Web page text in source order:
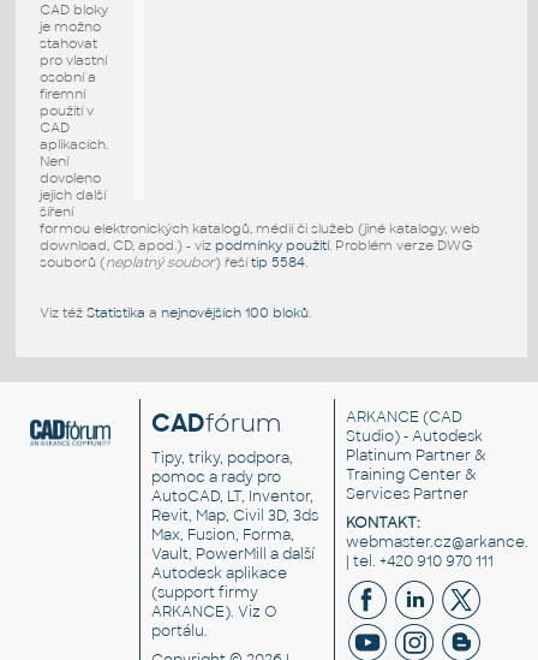
CAD bloky
je možno
stahovat
pro vlastní
osobní a
firemní
použití v
CAD
aplikacích.
Není
dovoleno
jejich další
šíření
formou elektronických katalogů, médií či služeb (jiné katalogy, web
download, CD, apod.) - viz podmínky použití. Problém verze DWG
souborů (neplatný soubor) řešítip 5584.
Viz též Statistika a nejnovějších 100 bloků.
CADfórum
Tipy, triky, podpora,
pomoc a rady pro
AutoCAD, LT, Inventor,
Revit, Map, Civil 3D, 3ds
Max, Fusion, Forma,
Vault, PowerMill a další
Autodesk aplikace
(support firmy
ARKANCE). VizO
portálu.
ARKANCE (CAD
Studio) - Autodesk
Platinum Partner &
Training Center &
Services Partner
KONTAKT:
| tel. +420 910 970 111